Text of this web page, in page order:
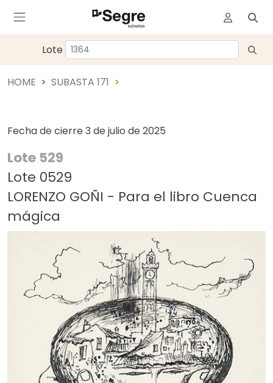
Lote
HOME SUBASTA 171
Fecha de cierre 3 de julio de 2025
Lote 529
Lote 0529
LORENZO GOÑI - Para el libro Cuenca
mágica